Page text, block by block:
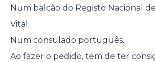
Num balcão do Registo Nacional
Vital;
Num consulado português.
Ao fazer o pedido, tem de ter